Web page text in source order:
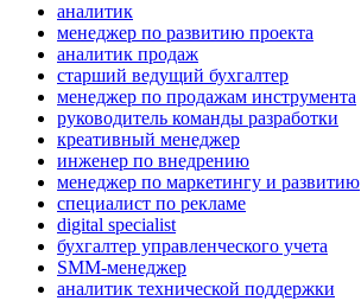
аналитик
менеджер по развитию проекта
аналитик продаж
старший ведущий бухгалтер
менеджер по продажам инструмента
руководитель команды разработки
креативный менеджер
инженер по внедрению
менеджер по маркетингу и развитию
специалист по рекламе
digital specialist
бухгалтер управленческого учета
SMM-менеджер
аналитик технической поддержки